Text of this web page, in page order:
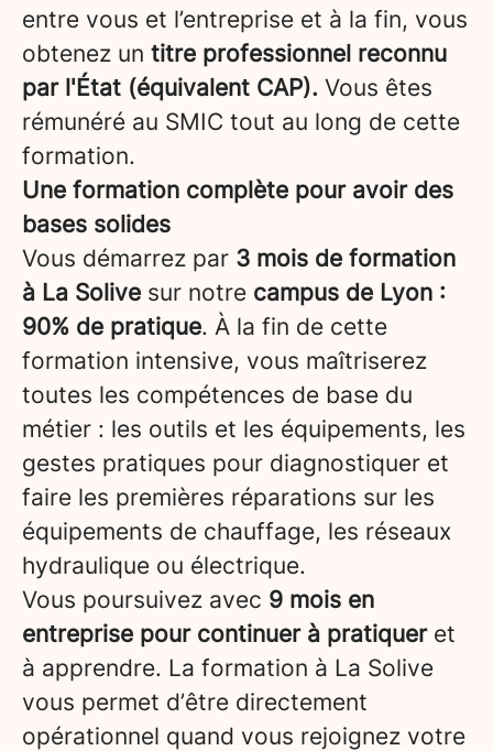
entre vous et l’entreprise et à la fin, vous
obtenez un titre professionnel reconnu
par l'État (équivalent CAP). Vous êtes
rémunéré au SMIC tout au long de cette
formation.
Une formation complète pour avoir des
bases solides
Vous démarrez par 3 mois de formation
à La Solive sur notre campus de Lyon :
90% de pratique. À la fin de cette
formation intensive, vous maîtriserez
toutes les compétences de base du
métier : les outils et les équipements, les
gestes pratiques pour diagnostiquer et
faire les premières réparations sur les
équipements de chauffage, les réseaux
hydraulique ou électrique.
Vous poursuivez avec 9 mois en
entreprise pour continuer à pratiqueret
à apprendre. La formation à La Solive
vous permet d’être directement
opérationnel quand vous rejoignez votre